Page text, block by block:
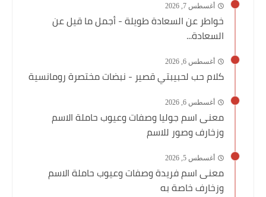
أغسطس 7, 2026
خواطر عن السعادة طويلة - أجمل ما قيل عن
السعادة...
أغسطس 6, 2026
كلام حب لحبيبتي قصير - نبضات مختصرة رومانسية
أغسطس 6, 2026
معنى اسم جوليا وصفات وعيوب حاملة الاسم
وزخارف وصور للاسم
أغسطس 5, 2026
معنى اسم فريدة وصفات وعيوب حاملة الاسم
وزخارف خاصة به